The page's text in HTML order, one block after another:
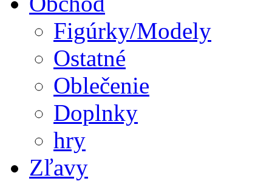
Figúrky/Modely
Ostatné
Oblečenie
Doplnky
hry
Zľavy